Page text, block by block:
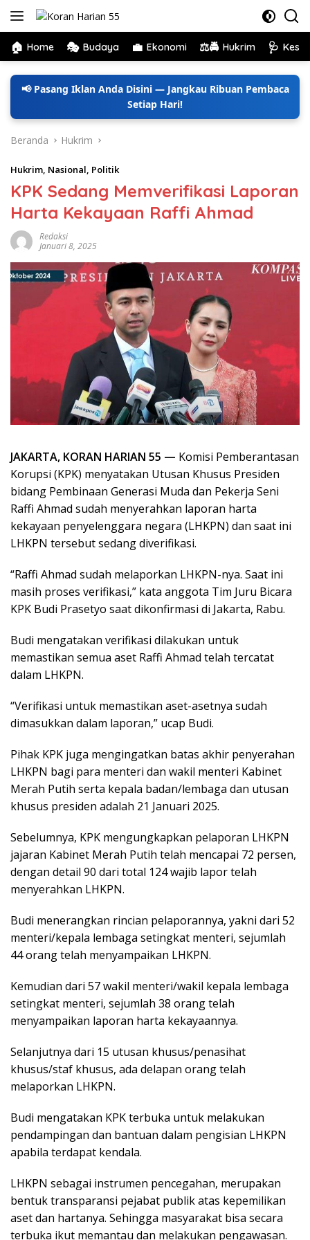
Langsung
🏠 Home 🎭 Budaya 💼 Ekonomi ⚖️🚔 Hukrim 🩺
📢 Pasang Iklan Anda Disini — Jangkau Ribuan Pembaca
Setiap Hari!
Beranda Hukrim
Hukrim, Nasional, Politik
KPK Sedang Memverifikasi Laporan
Harta Kekayaan Raffi Ahmad
Redaksi
Januari 8, 2025
JAKARTA, KORAN HARIAN 55 — Komisi Pemberantasan
Korupsi (KPK) menyatakan Utusan Khusus Presiden
bidang Pembinaan Generasi Muda dan Pekerja Seni
Raffi Ahmad sudah menyerahkan laporan harta
kekayaan penyelenggara negara (LHKPN) dan saat ini
LHKPN tersebut sedang diverifikasi.
“Raffi Ahmad sudah melaporkan LHKPN-nya. Saat ini
masih proses verifikasi,” kata anggota Tim Juru Bicara
KPK Budi Prasetyo saat dikonfirmasi di Jakarta, Rabu.
Budi mengatakan verifikasi dilakukan untuk
memastikan semua aset Raffi Ahmad telah tercatat
dalam LHKPN.
“Verifikasi untuk memastikan aset-asetnya sudah
dimasukkan dalam laporan,” ucap Budi.
Pihak KPK juga mengingatkan batas akhir penyerahan
LHKPN bagi para menteri dan wakil menteri Kabinet
Merah Putih serta kepala badan/lembaga dan utusan
khusus presiden adalah 21 Januari 2025.
Sebelumnya, KPK mengungkapkan pelaporan LHKPN
jajaran Kabinet Merah Putih telah mencapai 72 persen,
dengan detail 90 dari total 124 wajib lapor telah
menyerahkan LHKPN.
Budi menerangkan rincian pelaporannya, yakni dari 52
menteri/kepala lembaga setingkat menteri, sejumlah
44 orang telah menyampaikan LHKPN.
Kemudian dari 57 wakil menteri/wakil kepala lembaga
setingkat menteri, sejumlah 38 orang telah
menyampaikan laporan harta kekayaannya.
Selanjutnya dari 15 utusan khusus/penasihat
khusus/staf khusus, ada delapan orang telah
melaporkan LHKPN.
Budi mengatakan KPK terbuka untuk melakukan
pendampingan dan bantuan dalam pengisian LHKPN
apabila terdapat kendala.
LHKPN sebagai instrumen pencegahan, merupakan
bentuk transparansi pejabat publik atas kepemilikan
aset dan hartanya. Sehingga masyarakat bisa secara
terbuka ikut memantau dan melakukan pengawasan.